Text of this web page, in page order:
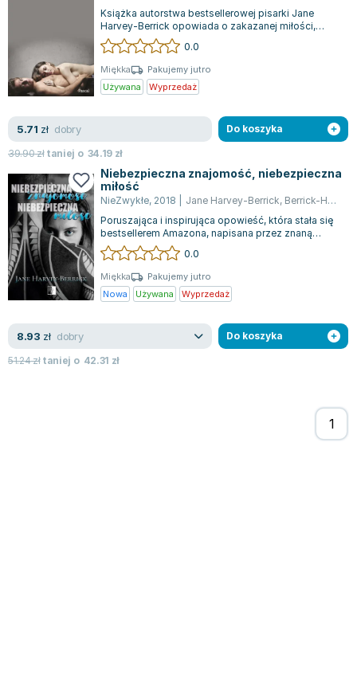
Książki o naukach politycznych dla studentów
Książki do nauk przyrodniczych dla studentów
Książki do nauk społecznych dla studentów
Książki do nauk ścisłych dla studentów
Technologia żywności - książki
Zarządzanie i marketing - książki
Nauka języków obcych - książki
Podręczniki dla nauczycieli - metodyka
Repetytoria, testy i materiały pomocnicze
Clive Cussler
Wanda Chotomska
Józef Ignacy Kraszewski
Martyna Wojciechowska
Melissa De la Cruz
Blanka Lipińska
Jaś Kapela
Agatha Christie
Witold Gadowski
Jan Pietrzak
Marcin Kowalczyk
Piotr Zychowicz
Piotr Kościelny
Jan Piński
Książka autorstwa bestsellerowej pisarki Jane
Harvey-Berrick opowiada o zakazanej miłości,
której główną bohaterką jest Caroline W...
0.0
Miękka
Pakujemy jutro
Używana
Wyprzedaż
5.71 zł dobry
39.90złtaniej o 34.19 zł
Do koszyka
Niebezpieczna znajomość, niebezpieczna
miłość
NieZwykłe, 2018 Jane Harvey-Berrick, Berrick-Harvey Jane
Poruszająca i inspirująca opowieść, która stała się
bestsellerem Amazona, napisana przez znaną
autorkę romansów, Jane Harvey-Berri...
0.0
Miękka
Pakujemy jutro
Nowa
Używana Wyprzedaż
8.93 zł dobry
51.24złtaniej o 42.31 zł
Do koszyka